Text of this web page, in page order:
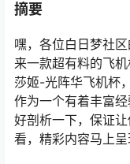
摘要
嘿，各位白日梦社
来一款超有料的飞
莎姬-光阵华飞机杯
作为一个有着丰富
好剖析一下，保证
看，精彩内容马上呈